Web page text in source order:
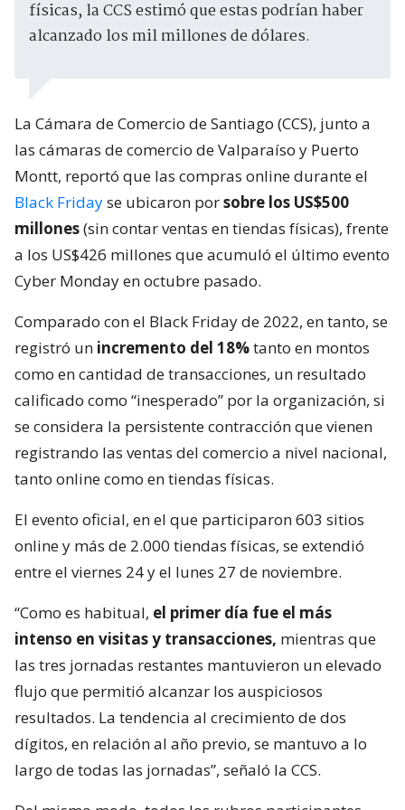
físicas, la CCS estimó que estas podrían haber
alcanzado los mil millones de dólares.
La Cámara de Comercio de Santiago (CCS), junto a
las cámaras de comercio de Valparaíso y Puerto
Montt, reportó que las compras online durante el
Black Fridayse ubicaron porsobre los US$500
millones(sin contar ventas en tiendas físicas), frente
a los US$426 millones que acumuló el último evento
Cyber Monday en octubre pasado.
Comparado con el Black Friday de 2022, en tanto, se
registró un incremento del 18%tanto en montos
como en cantidad de transacciones, un resultado
calificado como “inesperado” por la organización, si
se considera la persistente contracción que vienen
registrando las ventas del comercio a nivel nacional,
tanto online como en tiendas físicas.
El evento oficial, en el que participaron 603 sitios
online y más de 2.000 tiendas físicas, se extendió
entre el viernes 24 y el lunes 27 de noviembre.
“Como es habitual, el primer día fue el más
intenso en visitas y transacciones, mientras que
las tres jornadas restantes mantuvieron un elevado
flujo que permitió alcanzar los auspiciosos
resultados. La tendencia al crecimiento de dos
dígitos, en relación al año previo, se mantuvo a lo
largo de todas las jornadas”, señaló la CCS.